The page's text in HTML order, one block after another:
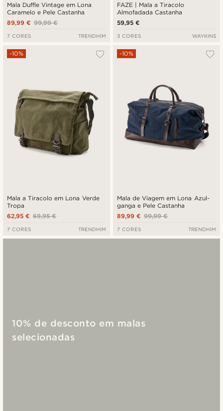
Mala Duffle Vintage em Lona
Caramelo e Pele Castanha
99,99 €
89,99 €
7 CORES TRENDHIM
FAZE | Mala a Tiracolo
Almofadada Castanha
59,95 €
3 CORES WAYKINS
Mala a Tiracolo em Lona Verde
Tropa
-10%
69,95 €
62,95 €
7 CORES TRENDHIM
Mala de Viagem em Lona Azul-
ganga e Pele Castanha
-10%
99,99 €
89,99 €
7 CORES TRENDHIM
10% de desconto em malas
selecionadas